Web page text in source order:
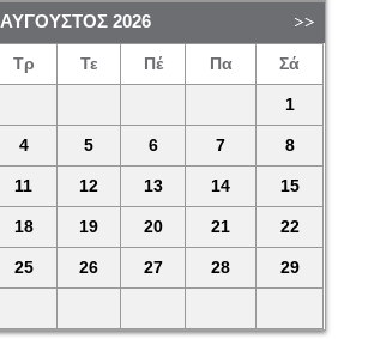
ΑΎΓΟΥΣΤΟΣ 2026
Τρ Τε Πέ Πα Σά
1
4 5 6 7 8
11 12 13 14 15
18 19 20 21 22
25 26 27 28 29